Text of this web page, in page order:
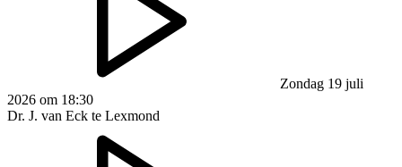
Zondag 19 juli
2026 om 18:30
Dr. J. van Eck te Lexmond